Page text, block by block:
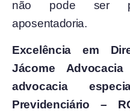
não pode ser
aposentadoria.
Excelência em
Jácome
advocacia
Previdenciário –